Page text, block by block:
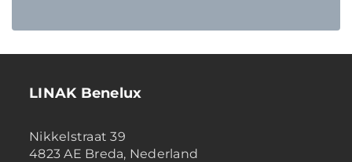
LINAK Benelux
Nikkelstraat 39
4823 AE Breda, Nederland